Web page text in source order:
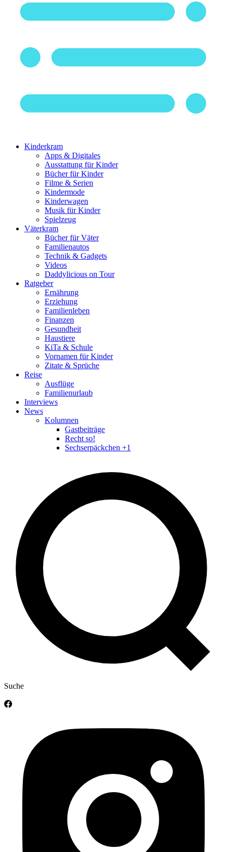
Kinderkram
Apps & Digitales
Ausstattung für Kinder
Bücher für Kinder
Filme & Serien
Kindermode
Kinderwagen
Musik für Kinder
Spielzeug
Väterkram
Bücher für Väter
Familienautos
Technik & Gadgets
Videos
Daddylicious on Tour
Ratgeber
Ernährung
Erziehung
Familienleben
Finanzen
Gesundheit
Haustiere
KiTa & Schule
Vornamen für Kinder
Zitate & Sprüche
Reise
Ausflüge
Familienurlaub
Interviews
News
Kolumnen
Gastbeiträge
Recht so!
Sechserpäckchen +1
Suche